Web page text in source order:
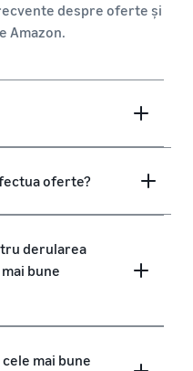
despre oferte și
Amazon.
oferte?
derularea
bune
mai bune